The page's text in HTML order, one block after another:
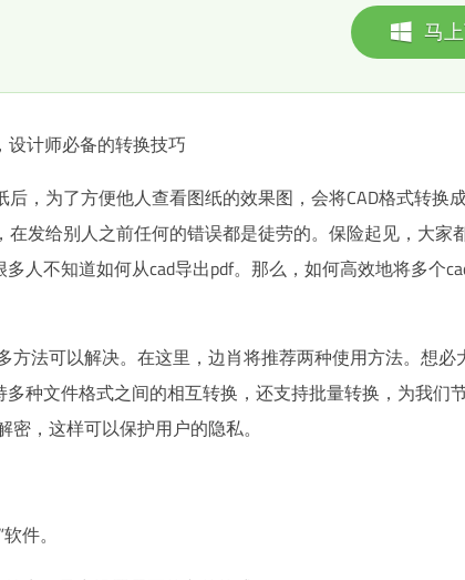
马
设计师必备的转换技巧
，为了方便他人查看图纸的效果图，会将CAD格式转换
在发给别人之前任何的错误都是徒劳的。保险起见，大家
人不知道如何从cad导出pdf。那么，如何高效地将多个
方法可以解决。在这里，边肖将推荐两种使用方法。想必
种文件格式之间的相互转换，还支持批量转换，为我们
，这样可以保护用户的隐私。
件。